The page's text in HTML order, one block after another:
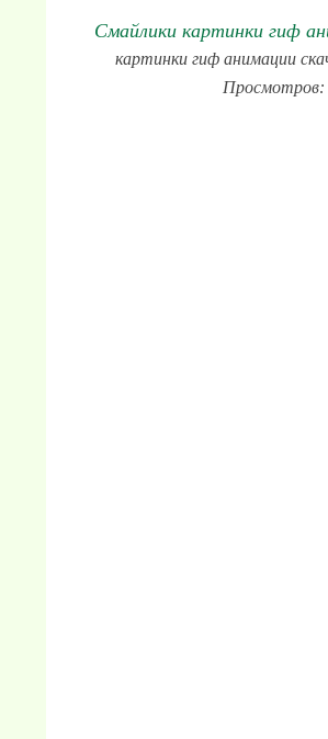
Смайлики картинки гиф
картинки гиф анимации
Просмотров: